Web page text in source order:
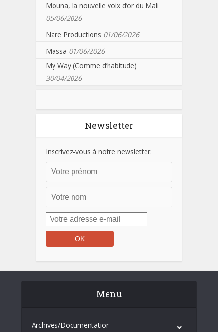
Mouna, la nouvelle voix d’or du Mali
05/06/2026
Nare Productions 01/06/2026
Massa 01/06/2026
My Way (Comme d’habitude)
30/04/2026
Newsletter
Inscrivez-vous à notre newsletter:
Menu
Archives/Documentation